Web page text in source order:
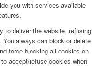
you with services available
to deliver the website, refusing
always can block or delete
force blocking all cookies on
accept/refuse cookies when